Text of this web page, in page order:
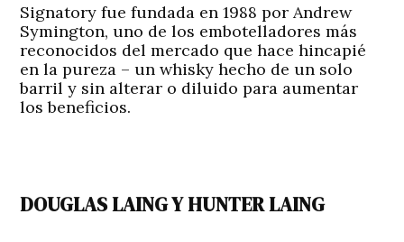
Signatory fue fundada en 1988 por Andrew
Symington, uno de los embotelladores más
reconocidos del mercado que hace hincapié
en la pureza – un whisky hecho de un solo
barril y sin alterar o diluido para aumentar
los beneficios.
DOUGLAS LAING Y HUNTER LAING